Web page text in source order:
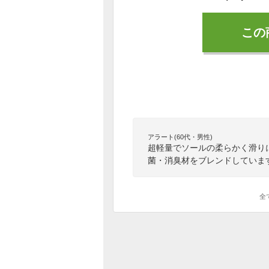
こ
アラート(60代・男性)
超軽量でソールの柔らかく滑
菌・消臭材をブレンドしていま
全